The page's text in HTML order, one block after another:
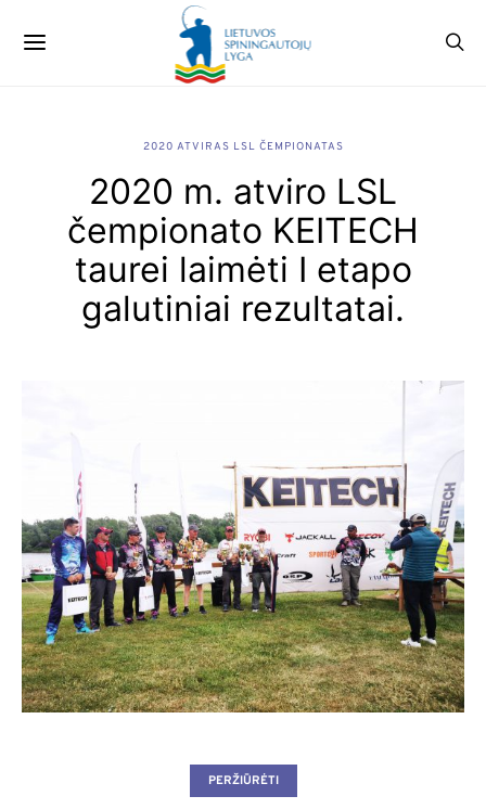
2020 ATVIRAS LSL ČEMPIONATAS
2020 m. atviro LSL
čempionato KEITECH
taurei laimėti I etapo
galutiniai rezultatai.
PERŽIŪRĖTI